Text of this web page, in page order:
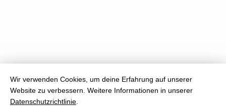
Wir verwenden Cookies, um deine Erfahrung auf unserer
Website zu verbessern. Weitere Informationen in unserer
Datenschutzrichtlinie